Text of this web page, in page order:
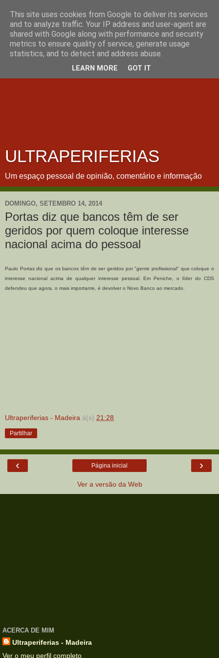
ULTRAPERIFERIAS
Um espaço pessoal de opinião, comentário e informação
DOMINGO, SETEMBRO 14, 2014
Portas diz que bancos têm de ser
geridos por quem coloque interesse
nacional acima do pessoal
Paulo Portas diz que os bancos têm de ser geridos por "gente profissional" que coloque o
interesse nacional acima de qualquer interesse pessoal. Em Peniche, o líder do CDS
defendeu que agora, o mais importante, é devolver o Novo Banco ao mercado.
Ultraperiferias - Madeira à(s) 21:28
Partilhar
‹ ›
Página inicial
Ver a versão da Web
ACERCA DE MIM
Ultraperiferias - Madeira
Ver o meu perfil completo
This site uses cookies from Google to deliver its services
and to analyze traffic. Your IP address and user-agent are
shared with Google along with performance and security
metrics to ensure quality of service, generate usage
statistics, and to detect and address abuse.
LEARN MORE GOT IT